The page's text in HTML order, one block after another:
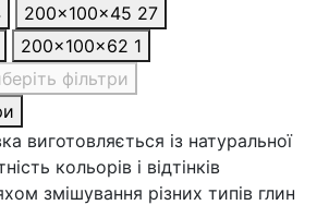
200x100x45 27
200x100x62 1
фільтри
виготовляється із натуральної
кольорів і відтінків
змішування різних типів глин